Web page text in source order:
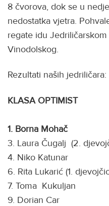
8 čvorova, dok se u
nedostatka vjetra.
regate idu
Vinodolskog.
Rezultati naših jedriličara:
KLASA OPTIMIST
1. Borna Mohač
3. Laura Čugalj (2.
4. Niko Katunar
6. Rita Lukarić (1.
7. Toma Kukuljan
9. Dorian Car